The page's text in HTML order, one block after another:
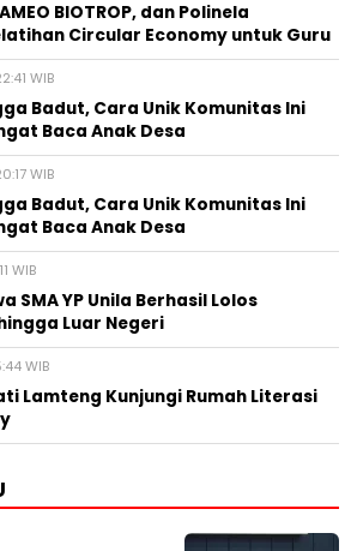
BIOTROP, dan Polinela
Circular Economy untuk Guru
WIB
Badut, Cara Unik Komunitas Ini
Baca Anak Desa
WIB
Badut, Cara Unik Komunitas Ini
Baca Anak Desa
WIB
SMA YP Unila Berhasil Lolos
Luar Negeri
WIB
Lamteng Kunjungi Rumah Literasi